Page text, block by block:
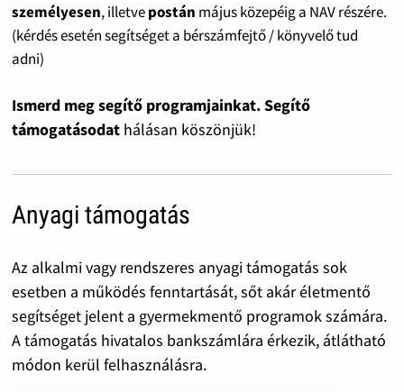
személyesen, illetvepostán május közepéig a NAV részére.
(kérdés esetén segítséget a bérszámfejtő / könyvelő tud
adni)
Ismerd meg segítő programjainkat. Segítő
támogatásodat hálásan köszönjük!
Anyagi támogatás
Az alkalmi vagy rendszeres anyagi támogatás sok
esetben a működés fenntartását, sőt akár életmentő
segítséget jelent a gyermekmentő programok számára.
A támogatás hivatalos bankszámlára érkezik, átlátható
módon kerül felhasználásra.